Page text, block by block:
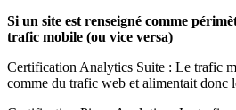
Si un site est renseigné comme
trafic mobile (ou vice versa)
Certification Analytics Suite : Le trafic
comme du trafic web et alimentait donc